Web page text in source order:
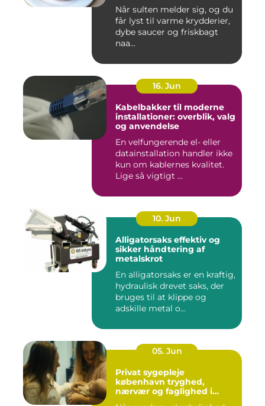
Når sulten melder sig, og du
får lyst til varme krydderier,
dybe saucer og friskbagt
naa...
16. Jun
Kabelbakker til moderne
installationer: overblik, valg
og anvendelse
En velfungerende el- eller
datainstallation handler ikke
kun om kablernes kvalitet.
Lige så vigtigt ...
10. Jun
Alligatorsaks effektiv og
sikker håndtering af
metalskrot
En alligatorsaks er en kraftig,
hydraulisk drevet saks, der
bruges til at klippe og
adskille metal o...
05. Jun
Privat sygepleje
københavn tryghed,
nærvær og faglighed i